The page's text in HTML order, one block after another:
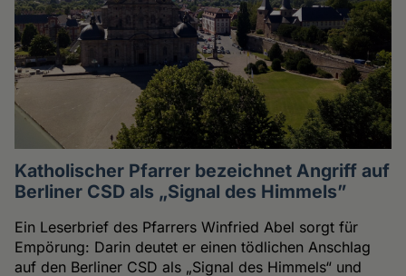
Katholischer Pfarrer bezeichnet Angriff auf
Berliner CSD als „Signal des Himmels”
Ein Leserbrief des Pfarrers Winfried Abel sorgt für
Empörung: Darin deutet er einen tödlichen Anschlag
auf den Berliner CSD als „Signal des Himmels“ und